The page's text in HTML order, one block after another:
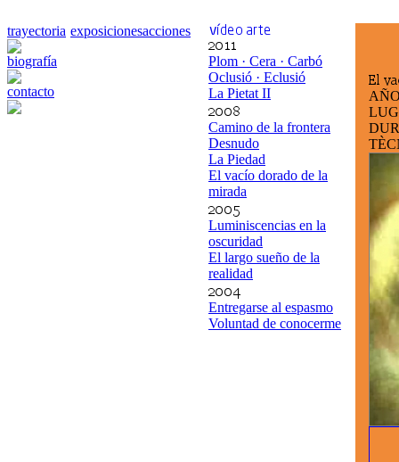
trayectoria
biografía
contacto
exposicionesacciones
Plom · Cera · Carbó
Oclusió · Eclusió
La Pietat II
Camino de la frontera
Desnudo
La Piedad
El vacío dorado de la
mirada
Luminiscencias en la
oscuridad
El largo sueño de la
realidad
Entregarse al espasmo
Voluntad de conocerme